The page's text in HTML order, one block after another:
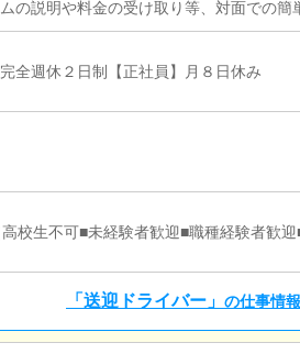
の説明や料金の受け取り等、対面での簡
動し、業務の流れを覚えていただきま
す。キャストの送迎に使うお車の清掃もお
完全週休２日制【正社員】月８日休み
校生不可■未経験者歓迎■職種経験者歓
「送迎ドライバー」 の仕事情